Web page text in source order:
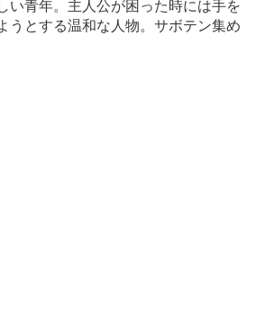
い青年。主人公が困った時には手を
うとする温和な人物。サボテン集め